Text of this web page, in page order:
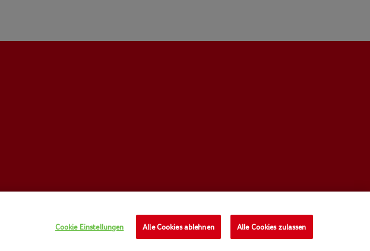
NUTZUNGSBEDINGUNGENPRIVACY POLICY
Cookie Einstellungen Alle Cookies ablehnen Alle Cookies zulassen